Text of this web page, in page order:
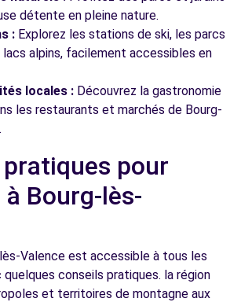
détente en pleine nature.
: Explorez les stations de ski, les parcs
lacs alpins, facilement accessibles en
locales : Découvrez la gastronomie
les restaurants et marchés de Bourg-
pour
Bourg-lès-
Valence est accessible à tous les
conseils pratiques. la région
et territoires de montagne aux